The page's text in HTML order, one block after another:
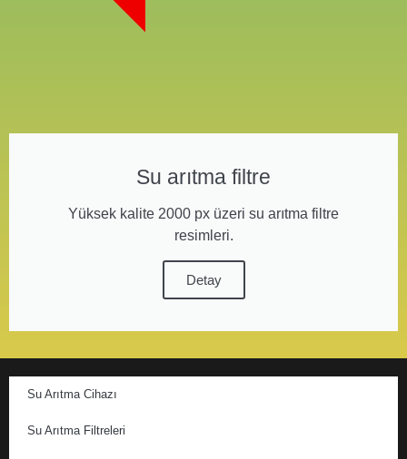
Su arıtma filtre
Yüksek kalite 2000 px üzeri su arıtma filtre
resimleri.
Detay
Su Arıtma Cihazı
Su Arıtma Filtreleri